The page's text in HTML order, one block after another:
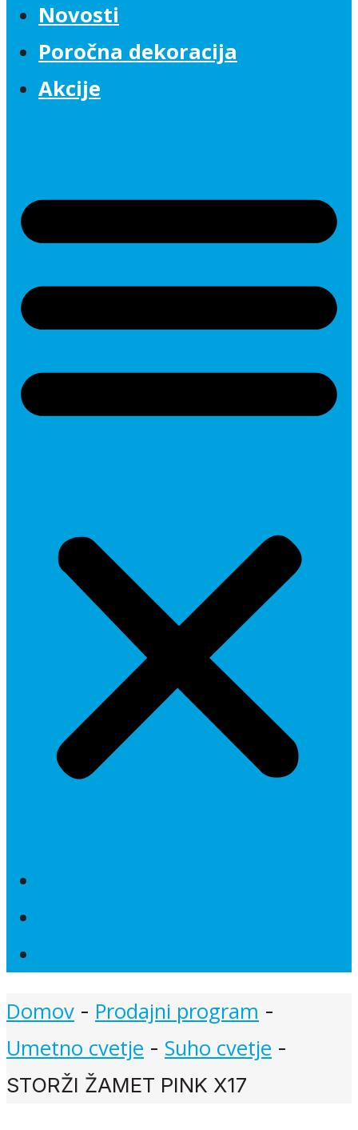
Novosti
Poročna dekoracija
Akcije
Domov - Prodajni program -
Umetno cvetje - Suho cvetje -
STORŽI ŽAMET PINK X17